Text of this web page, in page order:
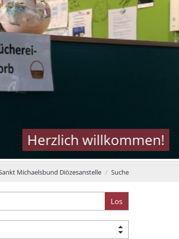
Herzlich willkommen!
Michaelsbund Diözesanstelle Suche
Los